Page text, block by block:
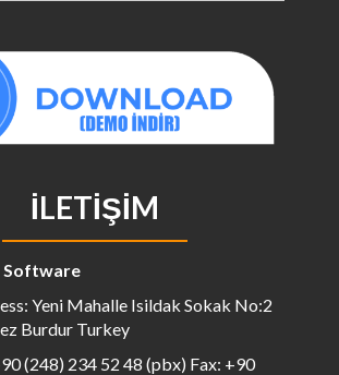
İLETIŞIM
Software
Yeni Mahalle Isildak Sokak No:2
Burdur Turkey
(248) 234 52 48 (pbx) Fax: +90